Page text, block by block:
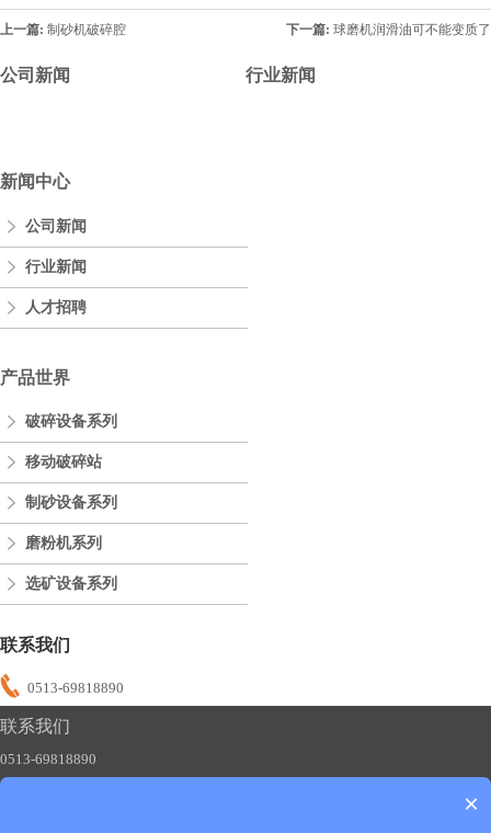
上一篇: 制砂机破碎腔 下一篇: 球磨机润滑油可不能变质了
公司新闻 行业新闻
新闻中心
公司新闻
行业新闻
人才招聘
产品世界
破碎设备系列
移动破碎站
制砂设备系列
磨粉机系列
选矿设备系列
联系我们
0513-69818890
联系我们
0513-69818890
×